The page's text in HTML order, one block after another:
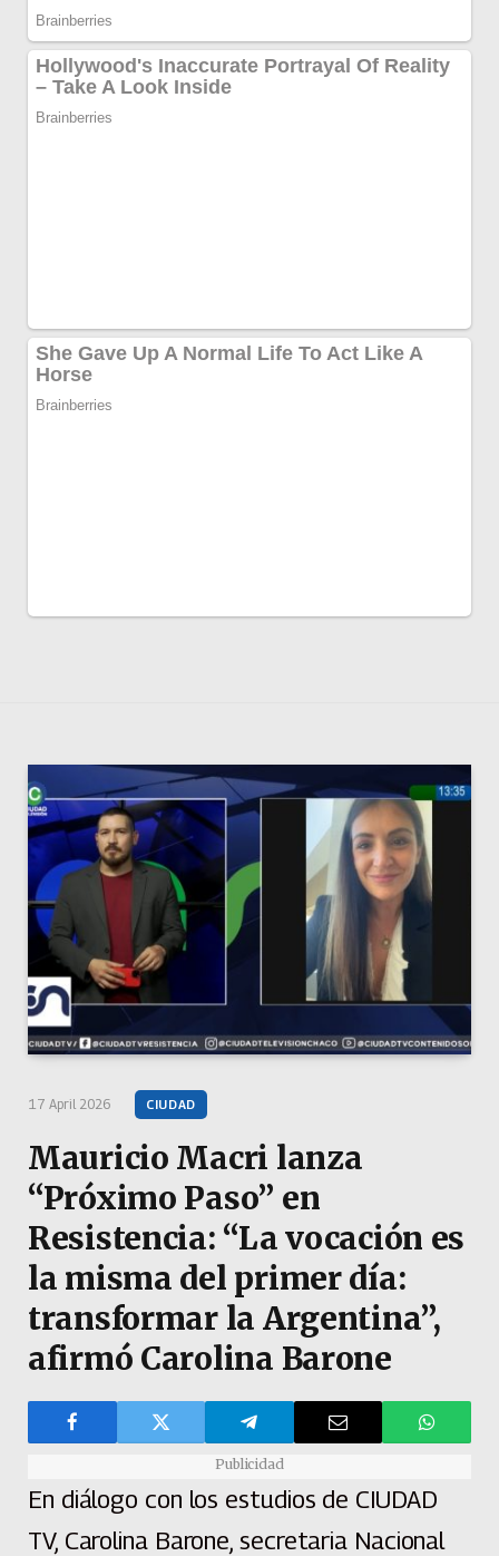
17 April 2026 CIUDAD
Mauricio Macri lanza
“Próximo Paso” en
Resistencia: “La vocación es
la misma del primer día:
transformar la Argentina”,
afirmó Carolina Barone
Publicidad
En diálogo con los estudios de CIUDAD
TV, Carolina Barone, secretaria Nacional